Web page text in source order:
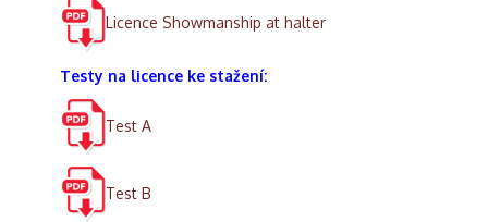
Licence Showmanship at halter
Testy na licence ke stažení:
Test A
Test B